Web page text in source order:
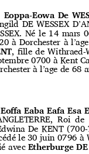
Eoppa-Eowa De
DE WESSEX
Né le 14
à Dorchester à
, ﬁlle de
0700 à Kent
à l’age de
Eoﬀa Eaba Eafa Esa
Roi
De KENT
le 30 juin 0796 à
avecEtherburge